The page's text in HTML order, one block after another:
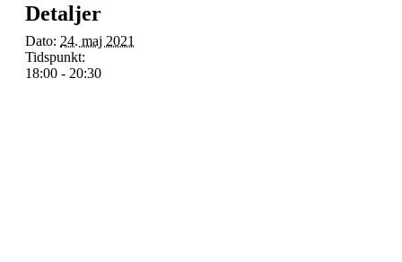
Detaljer
Dato: 24. maj 2021
Tidspunkt:
18:00 - 20:30